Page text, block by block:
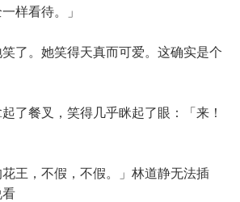
样看待。」
。她笑得天真而可爱。这确实是个
餐叉，笑得几乎眯起了眼：「来！
，不假，不假。」林道静无法插
看